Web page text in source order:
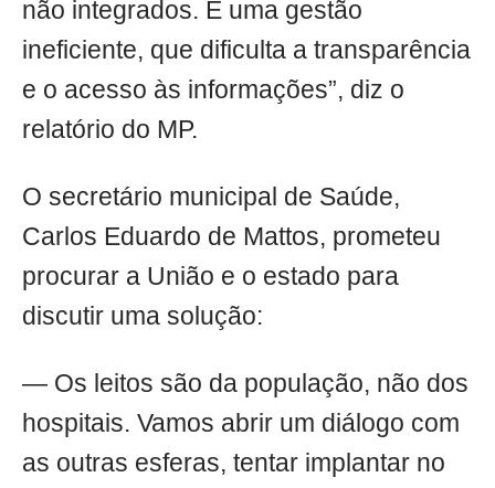
não integrados. É uma gestão
ineficiente, que dificulta a transparência
e o acesso às informações”, diz o
relatório do MP.
O secretário municipal de Saúde,
Carlos Eduardo de Mattos, prometeu
procurar a União e o estado para
discutir uma solução:
— Os leitos são da população, não dos
hospitais. Vamos abrir um diálogo com
as outras esferas, tentar implantar no